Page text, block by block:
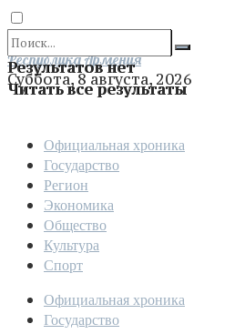
Результатов нет
Читать все результаты
Отправить
Республика Армения
Суббота, 8 августа, 2026
Официальная хроника
Государство
Регион
Экономика
Общество
Культура
Спорт
Официальная хроника
Государство